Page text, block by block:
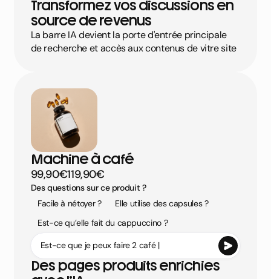
Transformez vos discussions en
source de revenus
La barre IA devient la porte d'entrée principale
de recherche et accès aux contenus de vitre site
Machine à café
99,90€119,90€
Des questions sur ce produit ?
Facile à nétoyer ?
Elle utilise des capsules ?
Est-ce qu’elle fait du cappuccino ?
Est-ce que je peux faire 2 café |
Des pages produits enrichies